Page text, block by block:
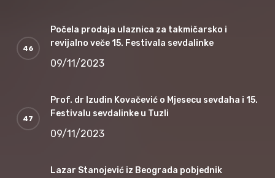
Počela prodaja ulaznica za takmičarsko i
revijalno veče 15. Festivala sevdalinke
09/11/2023
Prof. dr Izudin Kovačević o Mjesecu sevdaha i 15.
Festivalu sevdalinke u Tuzli
09/11/2023
Lazar Stanojević iz Beograda pobjednik